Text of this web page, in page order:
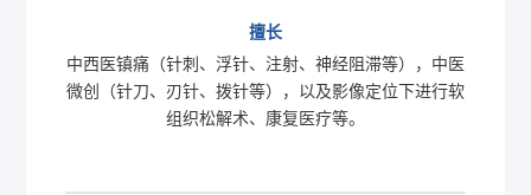
擅长
中西医镇痛（针刺、浮针、注射、神经阻滞等），中医
微创（针刀、刃针、拨针等），以及影像定位下进行软
组织松解术、康复医疗等。